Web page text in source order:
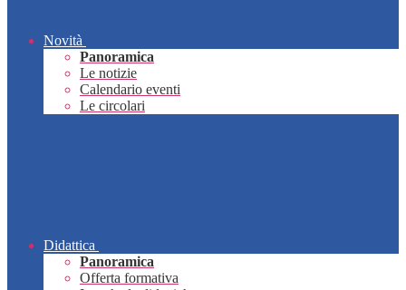
Novità
Panoramica
Le notizie
Calendario eventi
Le circolari
Didattica
Panoramica
Offerta formativa